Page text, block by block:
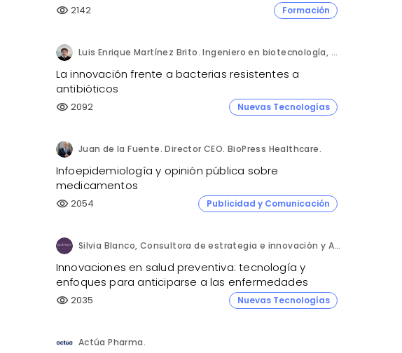
visibility 2142 Formación
Luis Enrique Martínez Brito. Ingeniero en biotecnología, México.
La innovación frente a bacterias resistentes a
antibióticos
visibility 2092 Nuevas Tecnologías
Juan de la Fuente. Director CEO. BioPress Healthcare.
Infoepidemiología y opinión pública sobre
medicamentos
visibility 2054 Publicidad y Comunicación
Silvia Blanco, Consultora de estrategia e innovación y Ana Leal, Consultora Senior de estrategia e innovación. ANIMA.
Innovaciones en salud preventiva: tecnología y
enfoques para anticiparse a las enfermedades
visibility 2035 Nuevas Tecnologías
Actúa Pharma.